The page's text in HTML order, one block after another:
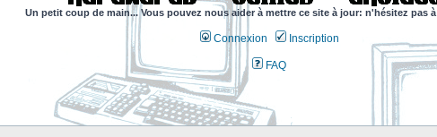
Un petit coup de main... Vous pouvez nous aider à mettre ce site à jour: n'hésitez pas à
Connexion Inscription
FAQ